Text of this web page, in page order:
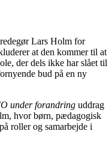
redegør Lars Holm for
at den kommer til at
der dels ikke har slået til
bud på en ny
under forandring uddrag
hvor børn, pædagogisk
roller og samarbejde i